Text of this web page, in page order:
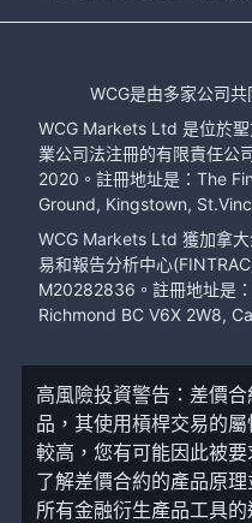
WCG是由多家公司共
WCG Markets Ltd 是位於
業公司法注冊的有限責任公
2020。註冊地址是：The
Ground, Kingstown,
WCG Markets Ltd 獲加拿
易和報告分析中心
M20282836。註冊地址是
Richmond BC V6X 2W8,
高風險投資警告：差價
品，其使用槓桿交易的
較高，您有可能因此被
了解差價合約的產品原
所有金融衍生產品工具